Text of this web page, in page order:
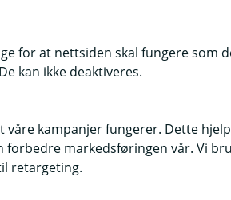
bruker i det
felleskonto eller
som
de faste
BSU, buffer,
konto som
for at nettsiden skal fungere som
kan ikke deaktiveres.
kampanjer fungerer. Dette
markedsføringen vår. Vi
retargeting.